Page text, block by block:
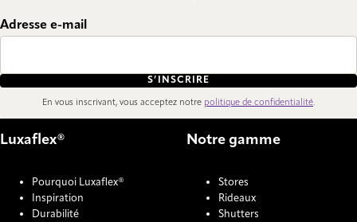
Adresse e-mail
S’INSCRIRE
En vous inscrivant, vous acceptez notre politique de confidentialité.
Luxaflex®
Pourquoi Luxaflex®
Inspiration
Durabilité
Notre gamme
Stores
Rideaux
Shutters